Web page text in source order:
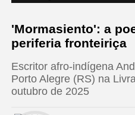
'Mormasiento': a
periferia fronteiriça
Escritor afro-indígena
Porto Alegre (RS) na
outubro de 2025